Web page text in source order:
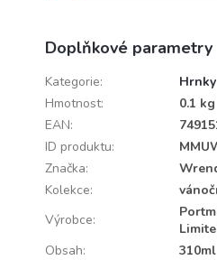
Doplňkové parametry
Kategorie:
Hrnky
Hmotnost:
0.1 kg
EAN:
ID produktu:
Značka:
Kolekce:
Výrobce:
Obsah:
310ml